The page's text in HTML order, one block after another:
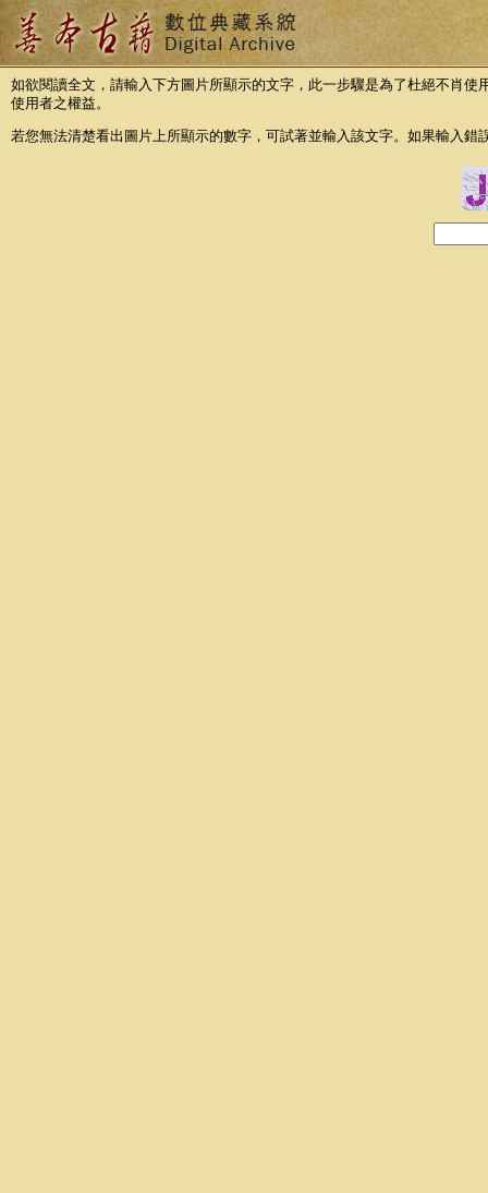
如欲閱讀全文，請輸入下方圖片所顯示的文字，此一步驟是為了杜絕不肖
使用者之權益。
若您無法清楚看出圖片上所顯示的數字，可試著並輸入該文字。如果輸入錯